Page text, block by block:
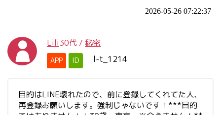
2026-05-26 07:22:37
Lili30代 / 秘密
APP ID l-t_1214
目的はLINE壊れたので、前に登録してくれてた人、
再登録お願いします。強制じゃないです！***目的